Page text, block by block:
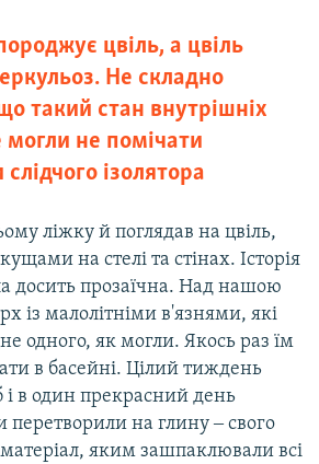
цвіль, а цвіль
Не складно
такий стан внутрішніх
не помічати
ізолятора
ліжку й поглядав на цвіль,
на стелі та стінах. Історія
досить прозаїчна. Над нашою
із малолітніми в'язнями, які
одного, як могли. Якось раз їм
в басейні. Цілий тиждень
і в один прекрасний день
перетворили на глину ‒ свого
яким зашпаклювали всі